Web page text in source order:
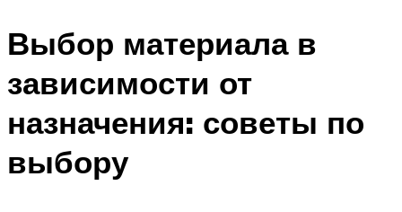
Выбор материала в
зависимости от
назначения: советы по
выбору